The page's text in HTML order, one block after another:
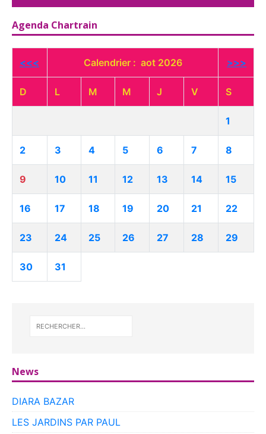
Agenda Chartrain
<<< Calendrier : aot 2026 >>>
D L M M J V S
1
2 3 4 5 6 7 8
9 10 11 12 13 14 15
16 17 18 19 20 21 22
23 24 25 26 27 28 29
30 31
News
DIARA BAZAR
LES JARDINS PAR PAUL